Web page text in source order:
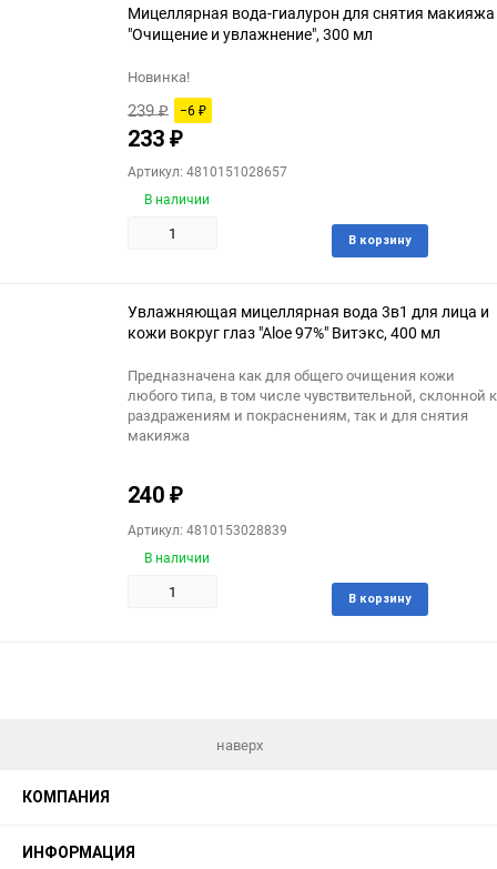
Мицеллярная вода-гиалурон для снятия макияжа
"Очищение и увлажнение", 300 мл
Новинка!
239₽ −6 ₽
233 ₽
Артикул: 4810151028657
В наличии
В корзину
Увлажняющая мицеллярная вода 3в1 для лица и
кожи вокруг глаз "Aloe 97%" Витэкс, 400 мл
Предназначена как для общего очищения кожи
любого типа, в том числе чувствительной, склонной к
раздражениям и покраснениям, так и для снятия
макияжа
240 ₽
Артикул: 4810153028839
В наличии
В корзину
наверх
КОМПАНИЯ
ИНФОРМАЦИЯ